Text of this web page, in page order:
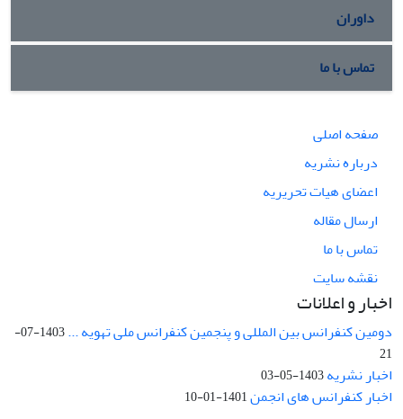
داوران
تماس با ما
صفحه اصلی
درباره نشریه
اعضای هیات تحریریه
ارسال مقاله
تماس با ما
نقشه سایت
اخبار و اعلانات
دومین کنفرانس بین المللی و پنجمین کنفرانس ملی تهویه ...
1403-07-
21
اخبار نشریه1403-05-03
اخبار کنفرانس های انجمن1401-01-10